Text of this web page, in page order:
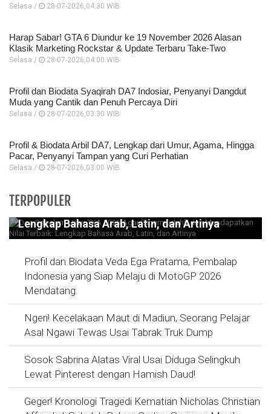
Selasa / 28-07-2026,04:30 WIB
Harap Sabar! GTA 6 Diundur ke 19 November 2026 Alasan
Klasik Marketing Rockstar & Update Terbaru Take-Two
Selasa / 28-07-2026,04:00 WIB
Profil dan Biodata Syaqirah DA7 Indosiar, Penyanyi Dangdut
Muda yang Cantik dan Penuh Percaya Diri
Selasa / 28-07-2026,03:30 WIB
Profil & Biodata Arbil DA7, Lengkap dari Umur, Agama, Hingga
Pacar, Penyanyi Tampan yang Curi Perhatian
Selasa / 28-07-2026,03:00 WIB
TERPOPULER
Doa Sebelum Ujian TKA 2026 Agar
Dipermudahh dan Mendapatkan Nilai Terbaik:
Lengkap Bahasa Arab, Latin, dan Artinya
Profil dan Biodata Veda Ega Pratama, Pembalap
Indonesia yang Siap Melaju di MotoGP 2026
Mendatang
Ngeri! Kecelakaan Maut di Madiun, Seorang Pelajar
Asal Ngawi Tewas Usai Tabrak Truk Dump
Sosok Sabrina Alatas Viral Usai Diduga Selingkuh
Lewat Pinterest dengan Hamish Daud!
Geger! Kronologi Tragedi Kematian Nicholas Christian